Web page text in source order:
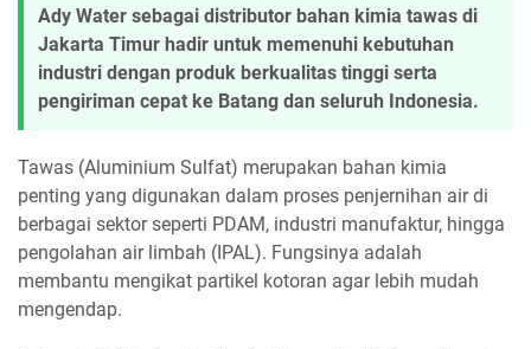
Ady Water sebagai distributor bahan kimia tawas di
Jakarta Timur hadir untuk memenuhi kebutuhan
industri dengan produk berkualitas tinggi serta
pengiriman cepat ke Batang dan seluruh Indonesia.
Tawas (Aluminium Sulfat) merupakan bahan kimia
penting yang digunakan dalam proses penjernihan air di
berbagai sektor seperti PDAM, industri manufaktur, hingga
pengolahan air limbah (IPAL). Fungsinya adalah
membantu mengikat partikel kotoran agar lebih mudah
mengendap.